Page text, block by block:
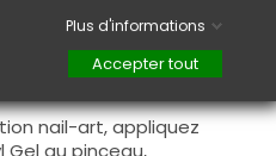
Continuez votre
avec la couleur de
french.
nail-art, appliquez
Gel au pinceau,
Plus d'informations
Accepter tout